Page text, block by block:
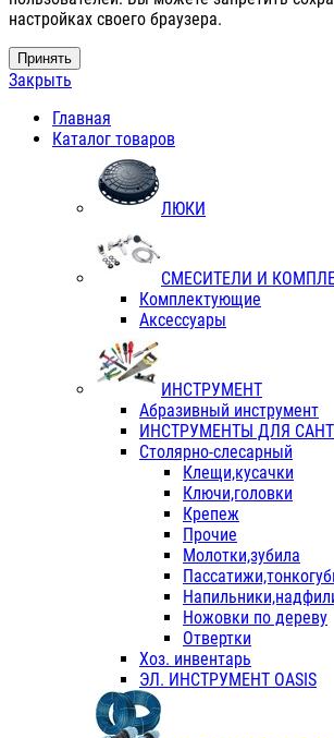
настройках своего браузера.
Принять
Закрыть
Главная
Каталог товаров
ЛЮКИ
СМЕСИТЕЛИ И
Комплектующие
Аксессуары
ИНСТРУМЕНТ
Абразивный инструмент
ИНСТРУМЕНТЫ ДЛЯ
Столярно-слесарный
Клещи,кусачки
Ключи,головки
Крепеж
Прочие
Молотки,зубила
Ножовки по дереву
Отвертки
Хоз. инвентарь
ЭЛ. ИНСТРУМЕНТ OASIS